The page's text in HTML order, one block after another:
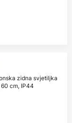
zidna svjetiljka
cm, IP44